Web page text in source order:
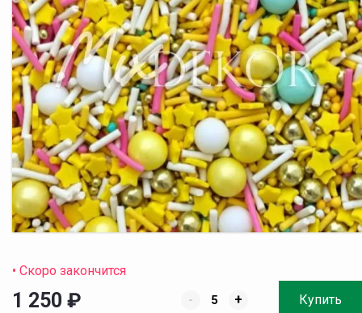
• Скоро закончится
1 250 ₽ - + Купить